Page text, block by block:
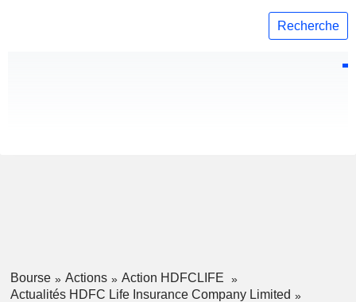
Recherche
Bourse Actions
Action HDFCLIFE
Actualités HDFC Life Insurance Company Limited